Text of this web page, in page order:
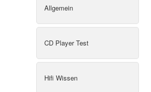
Allgemein
CD Player Test
Hifi Wissen